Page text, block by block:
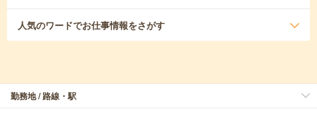
人気のワードでお仕事情報をさがす
勤務地 / 路線・駅